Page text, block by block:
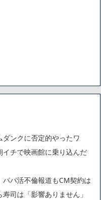
ダンクに否定的やったワ
イチで映画館に乗り込んだ
パ活不倫報道もCM契約は
司は「影響ありません」